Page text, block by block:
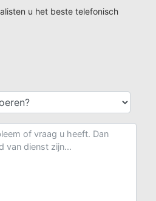
u het beste telefonisch